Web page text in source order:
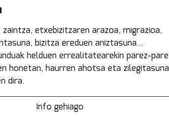
zaintza, etxebizitzaren arazoa, migrazioa,
bizitza ereduen aniztasuna...
helduen errealitatearekin parez-pare
honetan, haurren ahotsa eta zilegitasuna
dira.
Info gehiago